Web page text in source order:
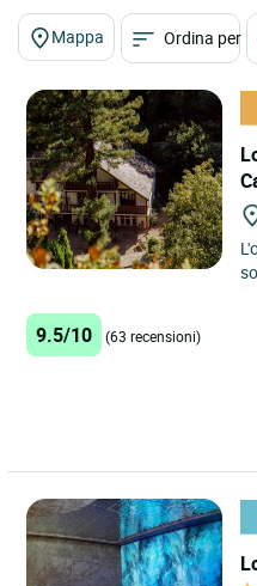
Mappa Ordina per
9.5/10 (63 recensioni)